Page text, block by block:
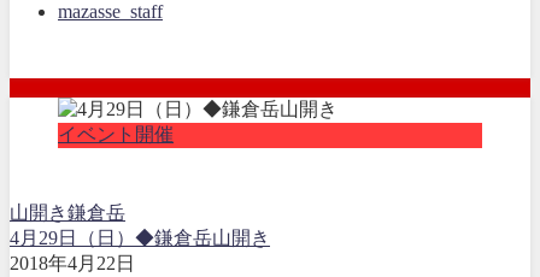
mazasse_staff
イベント開催
山開き鎌倉岳
4月29日（日）◆鎌倉岳山開き
2018年4月22日